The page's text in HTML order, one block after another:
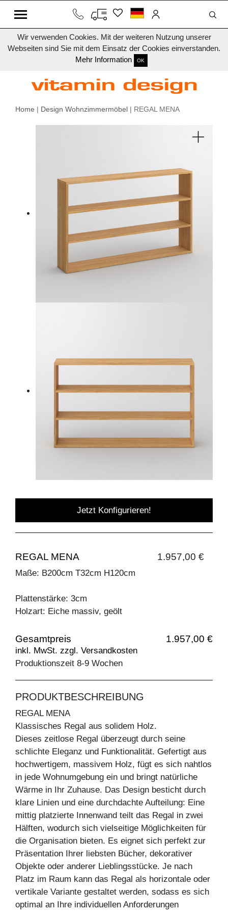
Wir verwenden Cookies. Mit der weiteren Nutzung unserer
Webseiten sind Sie mit dem Einsatz der Cookies einverstanden.
Mehr Information
OK
Home | Design Wohnzimmermöbel | REGAL MENA
Jetzt Konfigurieren!
REGAL MENA 1.957,00 €
Maße: B200cm T32cm H120cm
Plattenstärke: 3cm
Holzart: Eiche massiv, geölt
Gesamtpreis 1.957,00 €
inkl. MwSt. zzgl. Versandkosten
Produktionszeit 8-9 Wochen
PRODUKTBESCHREIBUNG
REGAL MENA
Klassisches Regal aus solidem Holz.
Dieses zeitlose Regal überzeugt durch seine
schlichte Eleganz und Funktionalität. Gefertigt aus
hochwertigem, massivem Holz, fügt es sich nahtlos
in jede Wohnumgebung ein und bringt natürliche
Wärme in Ihr Zuhause. Das Design besticht durch
klare Linien und eine durchdachte Aufteilung: Eine
mittig platzierte Innenwand teilt das Regal in zwei
Hälften, wodurch sich vielseitige Möglichkeiten für
die Organisation bieten. Es eignet sich perfekt zur
Präsentation Ihrer liebsten Bücher, dekorativer
Objekte oder anderer Lieblingsstücke. Je nach
Platz im Raum kann das Regal als horizontale oder
vertikale Variante gestaltet werden, sodass es sich
optimal an Ihre individuellen Anforderungen